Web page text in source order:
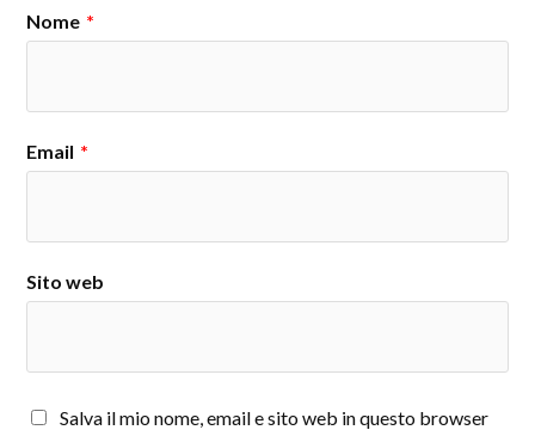
Nome *
Email *
Sito web
Salva il mio nome, email e sito web in questo browser